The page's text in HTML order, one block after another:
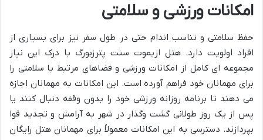
امکانات ورزشی و سلامتی
حفظ سلامتی و تناسب اندام حتی در طول سفر نیز برای بسیاری از
افراد اولویت دارد. هتل ازیموت سنت پترزبورگ با درک این نیاز
مجموعه ای کامل از امکانات ورزشی و فضاهای مرتبط با سلامتی را
برای مهمانان خود فراهم آورده است. این امکانات به مهمانان اجازه
می دهند تا برنامه روزانه ورزشی خود را بدون وقفه دنبال کنند یا
پس از یک روز طولانی گشت وگذار در شهر به آرامش و تجدید قوا
بپردازند. دسترسی به این امکانات معمولاً برای مهمانان هتل رایگان